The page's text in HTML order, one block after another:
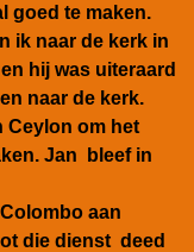
goed te maken.
ik naar de kerk in
hij was uiteraard
naar de kerk.
Ceylon om het
Jan bleef in
aan
die dienst deed